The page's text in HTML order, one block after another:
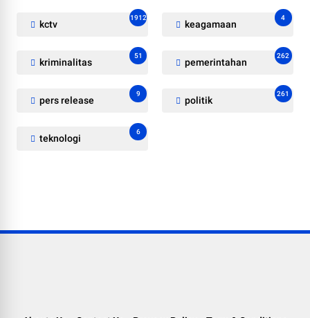
kctv
1912
keagamaan
4
kriminalitas
51
pemerintahan
262
pers release
9
politik
261
teknologi
6